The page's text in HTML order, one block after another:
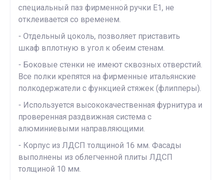
специальный паз фирменной ручки Е1, не
отклеивается со временем.
- Отдельный цоколь, позволяет приставить
шкаф вплотную в угол к обеим стенам.
- Боковые стенки не имеют сквозных отверстий.
Все полки крепятся на фирменные итальянские
полкодержатели с функцией стяжек (флипперы).
- Используется высококачественная фурнитура и
проверенная раздвижная система с
алюминиевыми направляющими.
- Корпус из ЛДСП толщиной 16 мм. Фасады
выполнены из облегченной плиты ЛДСП
толщиной 10 мм.